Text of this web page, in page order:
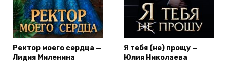
Ректор моего сердца —
Лидия Миленина
Я тебя (не) прощу —
Юлия Николаева